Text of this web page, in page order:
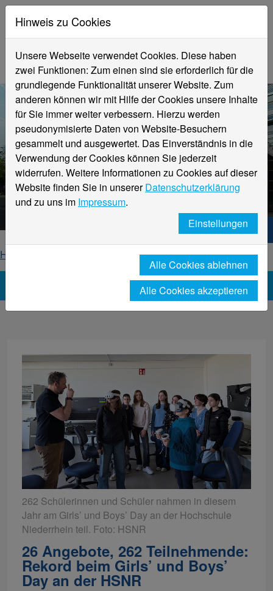
Aktuelle Meldungen
Hochschule Niederrhein
Hochschule Niederrhein. Dein Weg.
Home
News-Detailseite
262 Schülerinnen und Schüler nahmen in diesem
Jahr am Girls’ und Boys’ Day an der Hochschule
Niederrhein teil. Foto: HSNR
26 Angebote, 262 Teilnehmende:
Rekord beim Girls’ und Boys’
Day an der HSNR
Hinweis zu Cookies
Unsere Webseite verwendet Cookies. Diese haben
zwei Funktionen: Zum einen sind sie erforderlich für die
grundlegende Funktionalität unserer Website. Zum
anderen können wir mit Hilfe der Cookies unsere Inhalte
für Sie immer weiter verbessern. Hierzu werden
pseudonymisierte Daten von Website-Besuchern
gesammelt und ausgewertet. Das Einverständnis in die
Verwendung der Cookies können Sie jederzeit
widerrufen. Weitere Informationen zu Cookies auf dieser
Website finden Sie in unsererDatenschutzerklärung
und zu uns im Impressum.
Einstellungen
Alle Cookies ablehnen
Alle Cookies akzeptieren